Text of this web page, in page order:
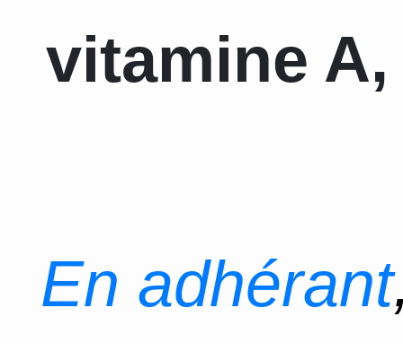
vitamine A,
En adhérant